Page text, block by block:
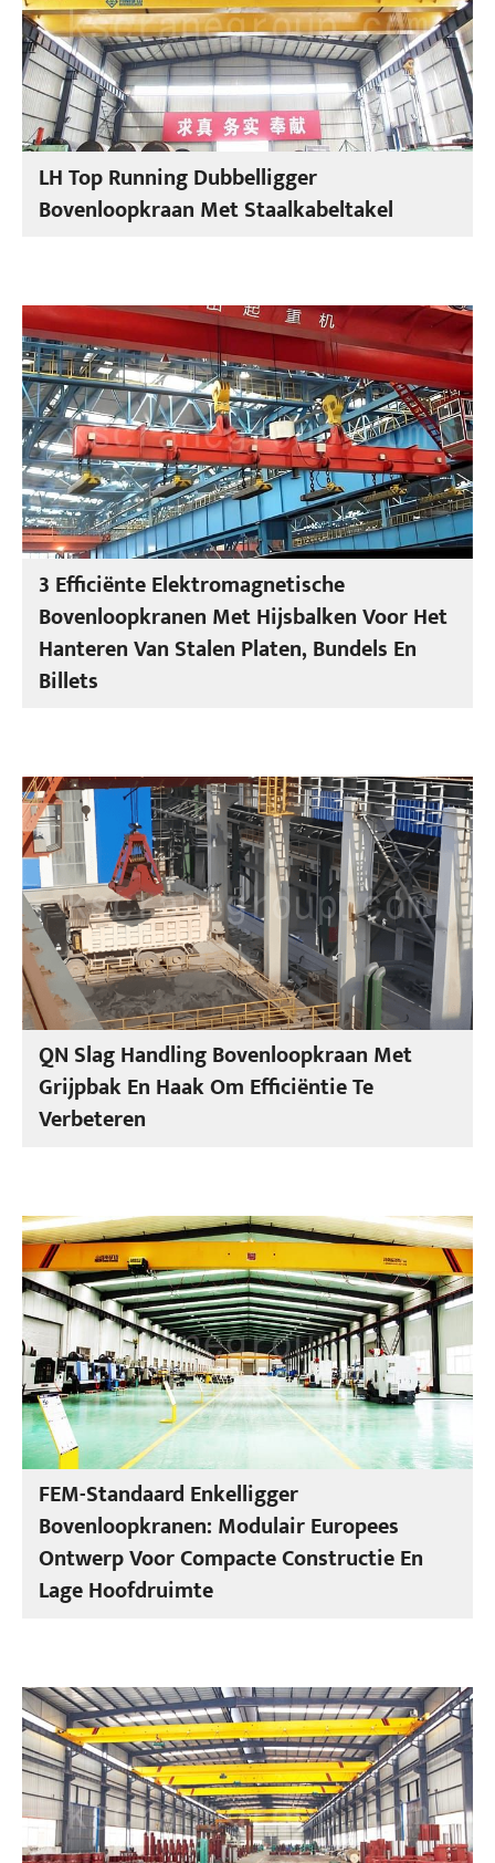
LH Top Running Dubbelligger
Bovenloopkraan Met Staalkabeltakel
3 Efficiënte Elektromagnetische
Bovenloopkranen Met Hijsbalken Voor Het
Hanteren Van Stalen Platen, Bundels En
Billets
QN Slag Handling Bovenloopkraan Met
Grijpbak En Haak Om Efficiëntie Te
Verbeteren
FEM-Standaard Enkelligger
Bovenloopkranen: Modulair Europees
Ontwerp Voor Compacte Constructie En
Lage Hoofdruimte